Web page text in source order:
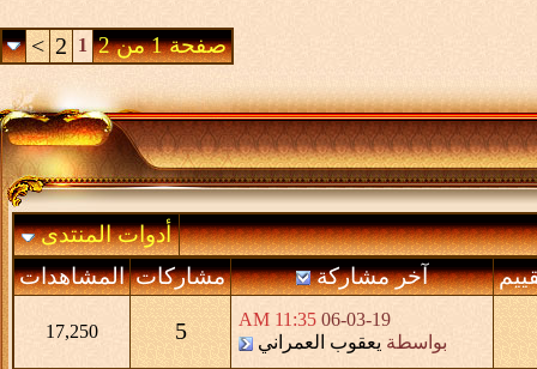
صفحة 1 من 2 1
2
>
أدوات المنتدى
آخر مشاركة مشاركات المشاهدات
06-03-19
11:35 AM
بواسطة يعقوب العمراني 5
17,250